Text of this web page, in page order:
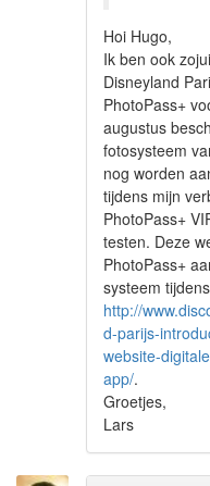
Hoi Hugo,
Ik ben ook
Disneyland
PhotoPass+
augustus
fotosysteem
nog worden
tijdens mijn
PhotoPass+
testen. Deze
PhotoPass+
systeem
http://
d-parijs-
website-
app/.
Groetjes,
Lars